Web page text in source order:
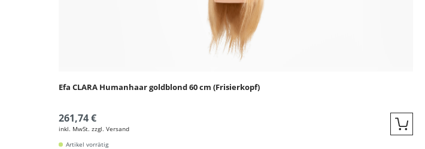
Efa CLARA Humanhaar goldblond 60 cm (Frisierkopf)
261,74 €
inkl. MwSt. zzgl. Versand
Artikel vorrätig